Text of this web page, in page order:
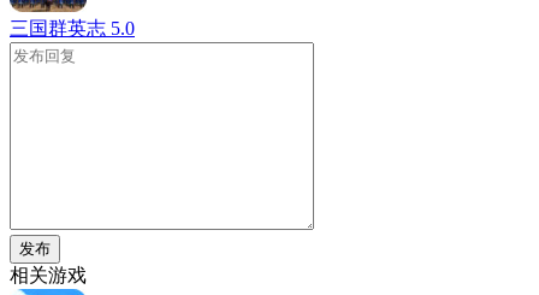
三国群英志 5.0
发布
相关游戏